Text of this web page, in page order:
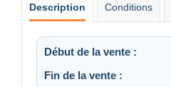
Description Conditions
Début de la vente :
Fin de la vente :